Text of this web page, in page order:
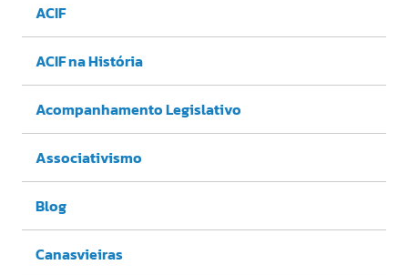
ACIF
ACIF na História
Acompanhamento Legislativo
Associativismo
Blog
Canasvieiras